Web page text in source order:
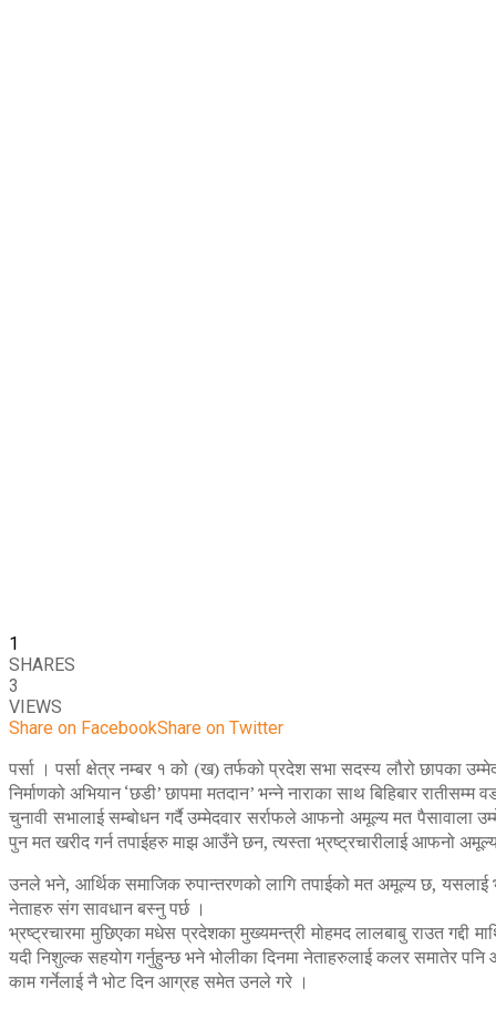
1
SHARES
3
VIEWS
Share on FacebookShare on Twitter
पर्सा । पर्सा क्षेत्र नम्बर १ को (ख) तर्फको प्रदेश सभा सदस्य लौरो छापका
निर्माणको अभियान ‘छडी’ छापमा मतदान’ भन्ने नाराका साथ बिहिबार
चुनावी सभालाई सम्बोधन गर्दै उम्मेदवार सर्राफले आफनो अमूल्य मत पैसावाला
पुन मत खरीद गर्न तपाईहरु माझ आउँने छन, त्यस्ता भ्रष्ट्रचारीलाई आफनो
उनले भने, आर्थिक समाजिक रुपान्तरणको लागि तपाईको मत अमूल्य छ, यसलाई
नेताहरु संग सावधान बस्नु पर्छ ।
भ्रष्ट्रचारमा मुछिएका मधेस प्रदेशका मुख्यमन्त्री मोहमद लालबाबु राउत गद्दी
यदी निशुल्क सहयोग गर्नुहुन्छ भने भोलीका दिनमा नेताहरुलाई कलर समातेर
काम गर्नेलाई नै भोट दिन आग्रह समेत उनले गरे ।